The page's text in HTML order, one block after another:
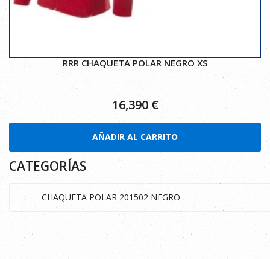
RRR CHAQUETA POLAR NEGRO XS
16,390 €
AÑADIR AL CARRITO
CATEGORÍAS